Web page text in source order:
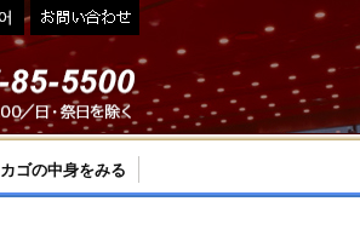
カゴの中身をみる